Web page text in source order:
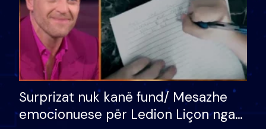
Surprizat nuk kanë fund/ Mesazhe
emocionuese për Ledion Liçon nga